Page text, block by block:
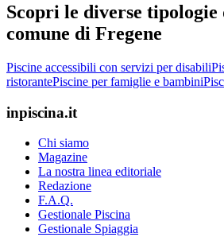
Scopri le diverse tipologie
comune di Fregene
Piscine accessibili con servizi per disabili
ristorantePiscine per famiglie e bambini
inpiscina.it
Chi siamo
Magazine
La nostra linea editoriale
Redazione
F.A.Q.
Gestionale Piscina
Gestionale Spiaggia